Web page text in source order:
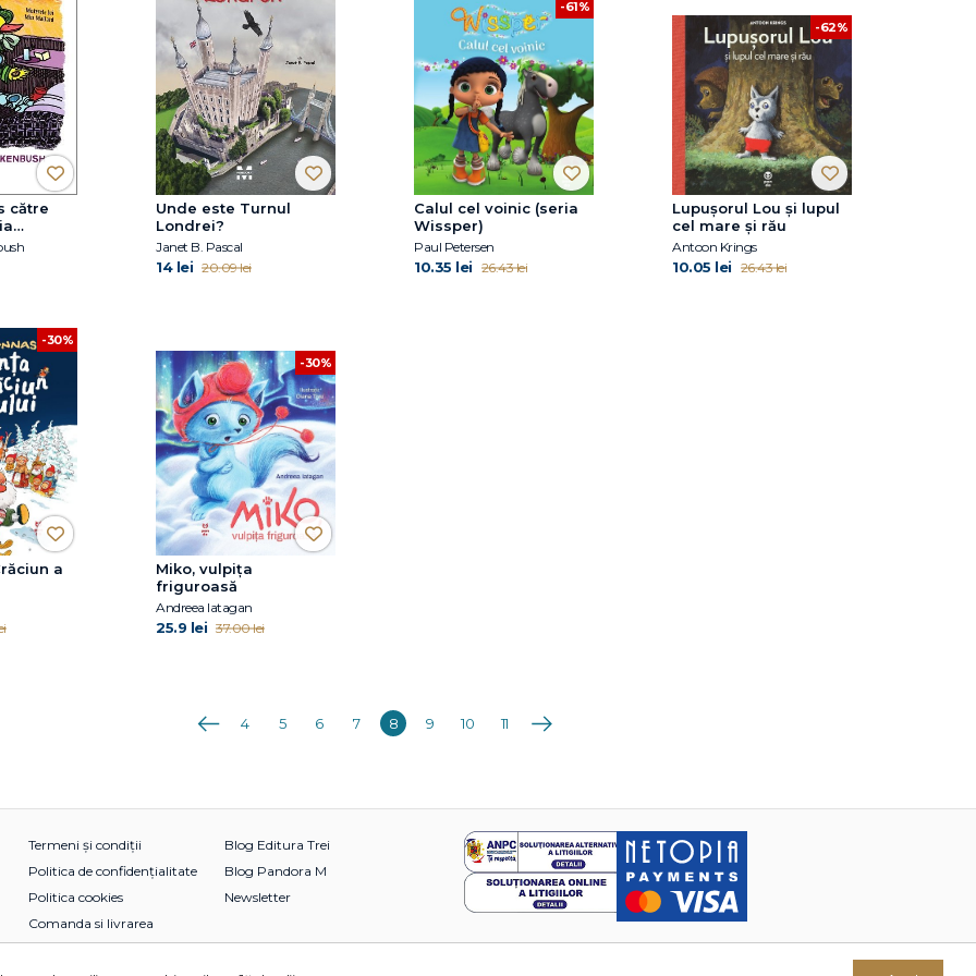
către
Unde este Turnul
Londrei?
Janet B. Pascal
14 lei 20.09 lei
-61%
Calul cel voinic (seria
Wissper)
Paul Petersen
10.35 lei 26.43 lei
-62%
Lupușorul Lou și lupul
cel mare și rău
Antoon Krings
10.05 lei 26.43 lei
-30%
a
-30%
Miko, vulpița
friguroasă
Andreea Iatagan
25.9 lei 37.00 lei
Anterioara
4 5 6 7 8 9 10 11 Următoarea
Termeni și condiții
Politica de confidențialitate
Politica cookies
Comanda si livrarea
Blog Editura Trei
Blog Pandora M
Newsletter